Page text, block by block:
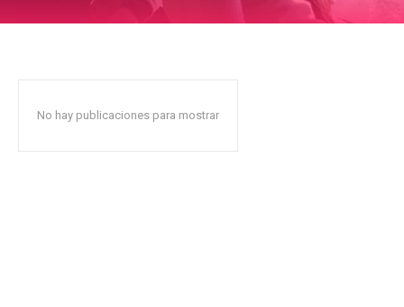
No hay publicaciones para mostrar